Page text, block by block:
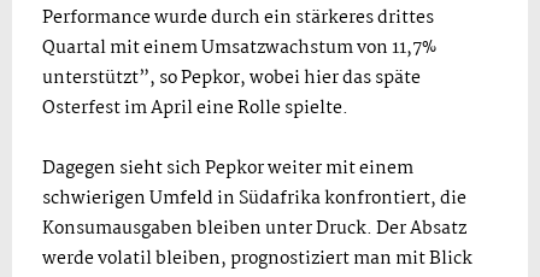
Performance wurde durch ein stärkeres drittes
Quartal mit einem Umsatzwachstum von 11,7%
unterstützt”, so Pepkor, wobei hier das späte
Osterfest im April eine Rolle spielte.
Dagegen sieht sich Pepkor weiter mit einem
schwierigen Umfeld in Südafrika konfrontiert, die
Konsumausgaben bleiben unter Druck. Der Absatz
werde volatil bleiben, prognostiziert man mit Blick